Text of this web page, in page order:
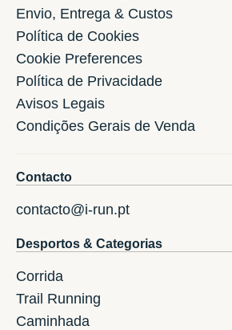
Envio, Entrega & Custos
Política de Cookies
Cookie Preferences
Política de Privacidade
Avisos Legais
Condições Gerais de Venda
Contacto
contacto@i-run.pt
Desportos & Categorias
Corrida
Trail Running
Caminhada